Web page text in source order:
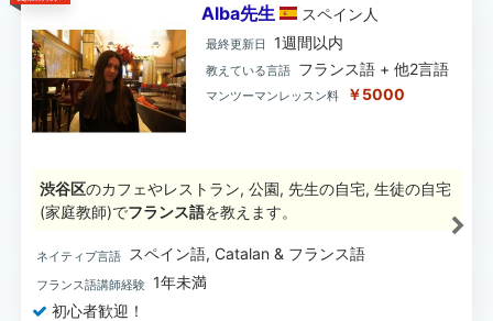
Alba先生 スペイン 人
最終更新日 1週間以内
教えている言語 フランス語 + 他2言語
マンツーマンレッスン料 ￥5000
渋谷区のカフェやレストラン, 公園, 先生の自宅, 生徒の自宅
(家庭教師)でフランス語を教えます。
ネイティブ言語 スペイン語, Catalan & フランス語
フランス語講師経験 1年未満
初心者歓迎！